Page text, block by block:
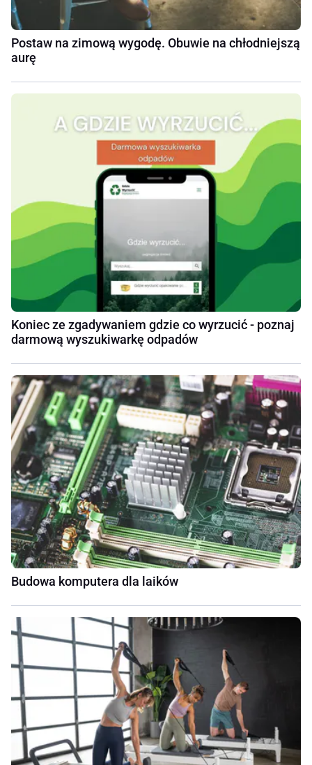
Postaw na zimową wygodę. Obuwie na chłodniejszą
aurę
Koniec ze zgadywaniem gdzie co wyrzucić - poznaj
darmową wyszukiwarkę odpadów
Budowa komputera dla laików